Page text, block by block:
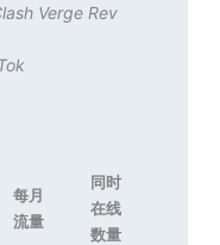
Verge Rev
每月
流量
同时
在线
数量